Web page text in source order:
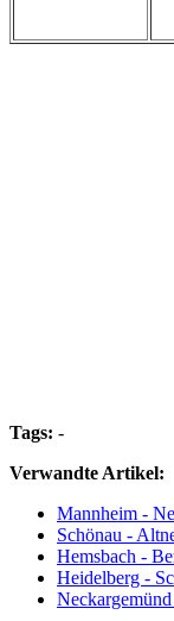
Tags: -
Verwandte Artikel:
Mannheim -
Schönau -
Hemsbach -
Heidelberg -